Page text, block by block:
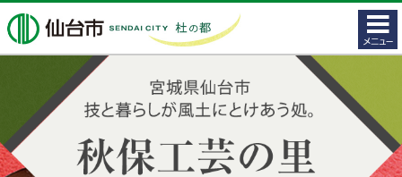
仙台市
コンテ
ンツメ
ニュー